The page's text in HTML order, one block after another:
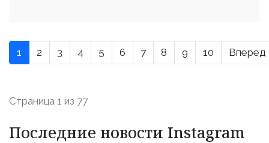
1 2 3 4 5 6 7 8 9 10 Вперед
Страница 1 из 77
Последние новости Instagram